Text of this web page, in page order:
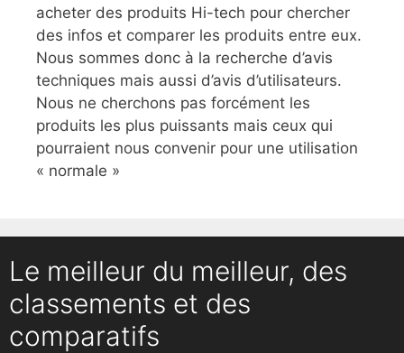
acheter des produits Hi-tech pour chercher
des infos et comparer les produits entre eux.
Nous sommes donc à la recherche d’avis
techniques mais aussi d’avis d’utilisateurs.
Nous ne cherchons pas forcément les
produits les plus puissants mais ceux qui
pourraient nous convenir pour une utilisation
« normale »
Le meilleur du meilleur, des
classements et des
comparatifs